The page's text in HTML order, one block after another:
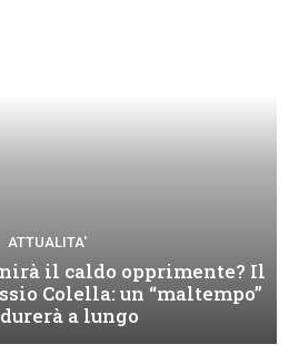
ATTUALITA'
il caldo opprimente? Il
Colella: un “maltempo”
a lungo